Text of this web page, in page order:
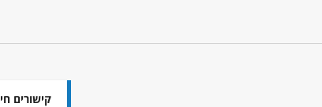
קישורים